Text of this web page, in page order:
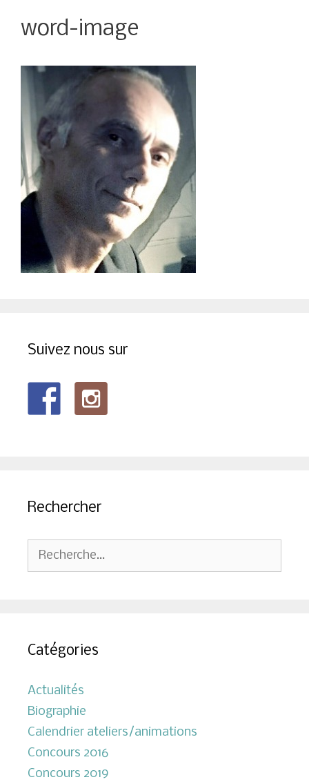
word-image
Suivez nous sur
Rechercher
Rechercher :
Catégories
Actualités
Biographie
Calendrier ateliers/animations
Concours 2016
Concours 2019